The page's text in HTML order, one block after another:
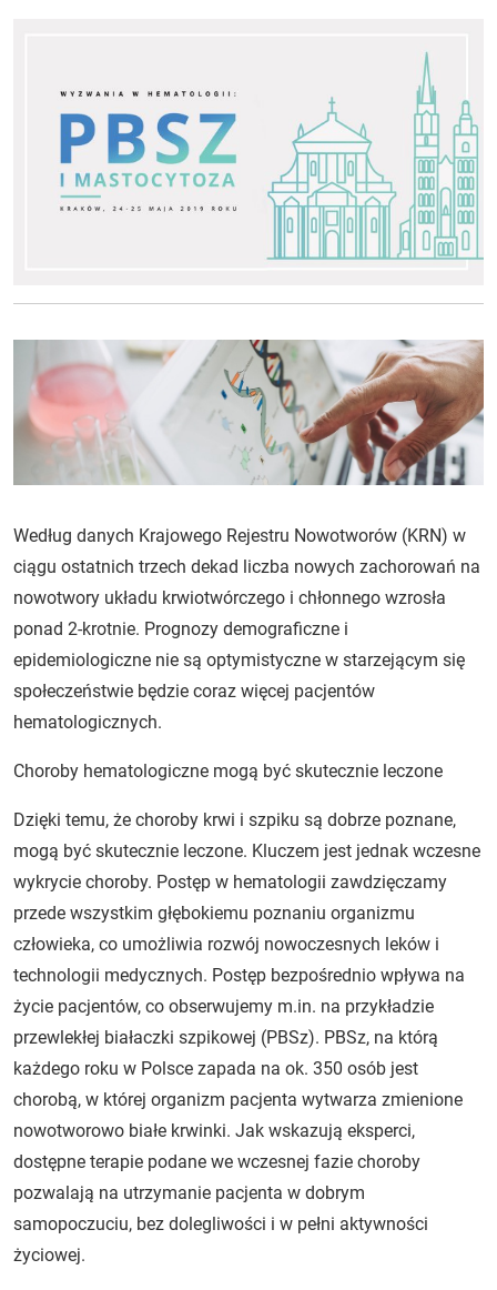
Według danych Krajowego Rejestru Nowotworów (KRN) w
ciągu ostatnich trzech dekad liczba nowych zachorowań na
nowotwory układu krwiotwórczego i chłonnego wzrosła
ponad 2-krotnie. Prognozy demograficzne i
epidemiologiczne nie są optymistyczne w starzejącym się
społeczeństwie będzie coraz więcej pacjentów
hematologicznych.
Choroby hematologiczne mogą być skutecznie leczone
Dzięki temu, że choroby krwi i szpiku są dobrze poznane,
mogą być skutecznie leczone. Kluczem jest jednak wczesne
wykrycie choroby. Postęp w hematologii zawdzięczamy
przede wszystkim głębokiemu poznaniu organizmu
człowieka, co umożliwia rozwój nowoczesnych leków i
technologii medycznych. Postęp bezpośrednio wpływa na
życie pacjentów, co obserwujemy m.in. na przykładzie
przewlekłej białaczki szpikowej (PBSz). PBSz, na którą
każdego roku w Polsce zapada na ok. 350 osób jest
chorobą, w której organizm pacjenta wytwarza zmienione
nowotworowo białe krwinki. Jak wskazują eksperci,
dostępne terapie podane we wczesnej fazie choroby
pozwalają na utrzymanie pacjenta w dobrym
samopoczuciu, bez dolegliwości i w pełni aktywności
życiowej.